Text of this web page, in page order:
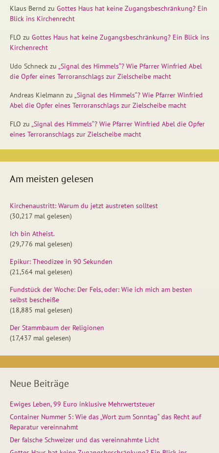
Klaus Bernd zu Gottes Haus hat keine Zugangsbeschränkung? Ein
Blick ins Kirchenrecht
FLO zu Gottes Haus hat keine Zugangsbeschränkung? Ein Blick ins
Kirchenrecht
Udo Schneck zu „Signal des Himmels“? Wie Pfarrer Winfried Abel
die Opfer eines Terroranschlags zur Zielscheibe macht
Andreas Kielmann zu „Signal des Himmels“? Wie Pfarrer Winfried
Abel die Opfer eines Terroranschlags zur Zielscheibe macht
FLO zu „Signal des Himmels“? Wie Pfarrer Winfried Abel die Opfer
eines Terroranschlags zur Zielscheibe macht
Am meisten gelesen
Kirchenaustritt: Warum du jetzt austreten solltest
(30,217 mal gelesen)
Ich bin Atheist.
(29,776 mal gelesen)
Epikur: Theodizee in 90 Sekunden
(21,564 mal gelesen)
Fundstück der Woche: Der Fels, oder: Wie ich mich am besten
selbst bescheiße
(18,885 mal gelesen)
Der Stammbaum der Religionen
(17,437 mal gelesen)
Neue Beiträge
Ewiges Leben, 99 Euro inklusive Mehrwertsteuer
Container Nummer 5: Wie das „Wort zum Sonntag“ das Recht auf
Reparatur vereinnahmt
Der falsche Schweizer und das vereinnahmte Licht